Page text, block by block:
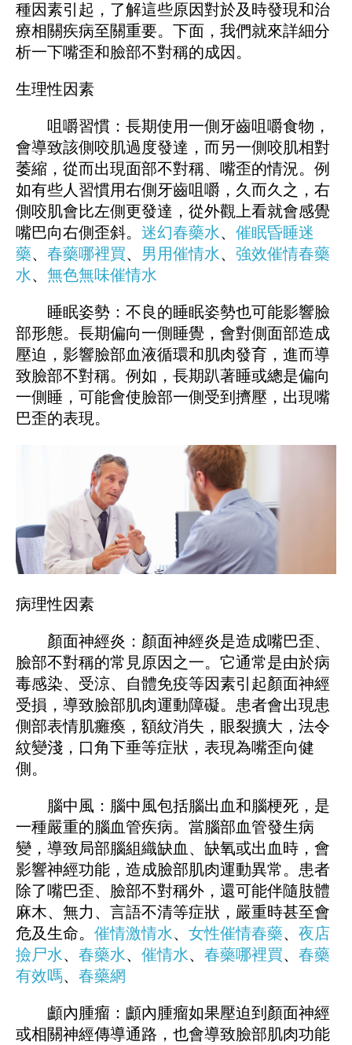
種因素引起，了解這些原因對於及時發現和治
療相關疾病至關重要。下面，我們就來詳細分
析一下嘴歪和臉部不對稱的成因。
生理性因素
咀嚼習慣：長期使用一側牙齒咀嚼食物，
會導致該側咬肌過度發達，而另一側咬肌相對
萎縮，從而出現面部不對稱、嘴歪的情況。例
如有些人習慣用右側牙齒咀嚼，久而久之，右
側咬肌會比左側更發達，從外觀上看就會感覺
嘴巴向右側歪斜。 迷幻春藥水、 催眠昏睡迷
藥、 春藥哪裡買、 男用催情水、 強效催情春藥
水、 無色無味催情水
睡眠姿勢：不良的睡眠姿勢也可能影響臉
部形態。長期偏向一側睡覺，會對側面部造成
壓迫，影響臉部血液循環和肌肉發育，進而導
致臉部不對稱。例如，長期趴著睡或總是偏向
一側睡，可能會使臉部一側受到擠壓，出現嘴
巴歪的表現。
病理性因素
顏面神經炎：顏面神經炎是造成嘴巴歪、
臉部不對稱的常見原因之一。它通常是由於病
毒感染、受涼、自體免疫等因素引起顏面神經
受損，導致臉部肌肉運動障礙。患者會出現患
側部表情肌癱瘓，額紋消失，眼裂擴大，法令
紋變淺，口角下垂等症狀，表現為嘴歪向健
側。
腦中風：腦中風包括腦出血和腦梗死，是
一種嚴重的腦血管疾病。當腦部血管發生病
變，導致局部腦組織缺血、缺氧或出血時，會
影響神經功能，造成臉部肌肉運動異常。患者
除了嘴巴歪、臉部不對稱外，還可能伴隨肢體
麻木、無力、言語不清等症狀，嚴重時甚至會
危及生命。 催情激情水、 女性催情春藥、 夜店
撿尸水、 春藥水、 催情水、 春藥哪裡買、 春藥
有效嗎、 春藥網
顱內腫瘤：顱內腫瘤如果壓迫到顏面神經
或相關神經傳導通路，也會導致臉部肌肉功能